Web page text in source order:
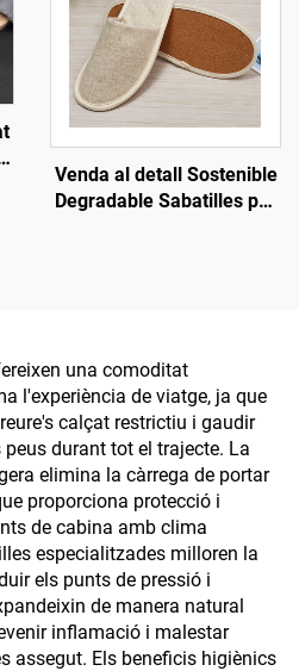
Venda al detall Sostenible
Degradable Sabatilles per
una comoditat
l'experiència de viatge, ja que
calçat restrictiu i gaudir
durant tot el trajecte. La
elimina la càrrega de portar
proporciona protecció i
de cabina amb clima
especialitzades milloren la
els punts de pressió i
de manera natural
inflamació i malestar
assegut. Els beneficis higiènics